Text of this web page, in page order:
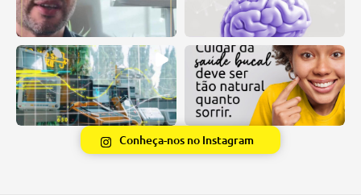
Conheça-nos no Instagram